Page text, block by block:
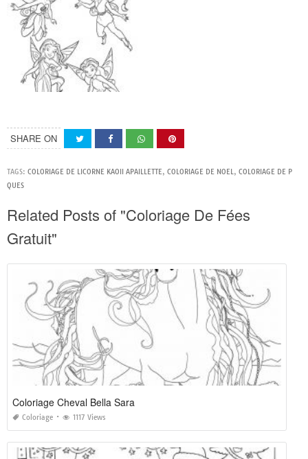
SHARE ON
TAGS: COLORIAGE DE LICORNE KAOII APAILLETTE, COLORIAGE DE NOEL, COLORIAGE DE P
QUES
Related Posts of "Coloriage De Fées
Gratuit"
Coloriage Cheval Bella Sara
Coloriage 1117 Views